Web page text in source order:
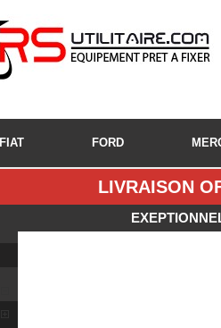
FIAT FORD
LIVRAISON